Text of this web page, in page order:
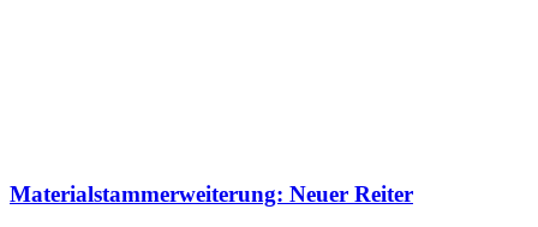
Materialstammerweiterung: Neuer Reiter